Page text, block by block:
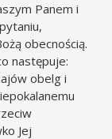
Panem i
obecnością.
następuje:
obelg i
Jej